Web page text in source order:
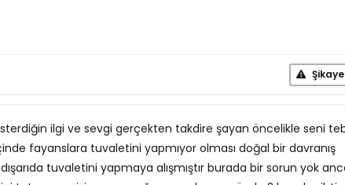
ilgi ve sevgi gerçekten takdire şayan öncelikle seni
fayanslara tuvaletini yapmıyor olması doğal bir davranış
tuvaletini yapmaya alışmıştır burada bir sorun yok